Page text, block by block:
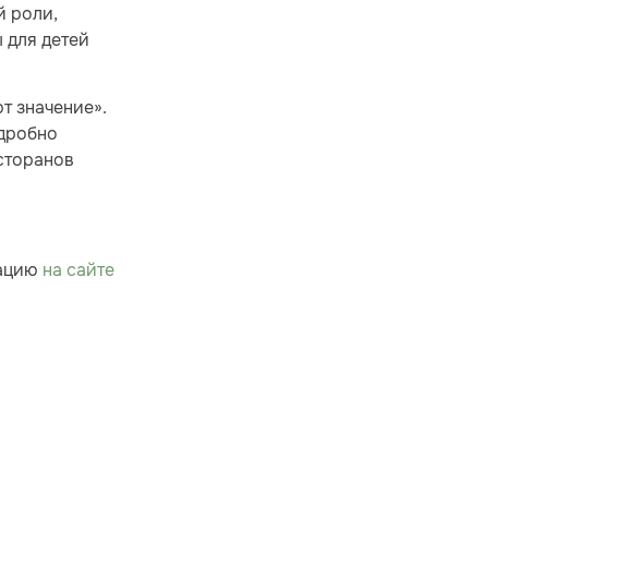
роли,
детей
значение».
на сайте